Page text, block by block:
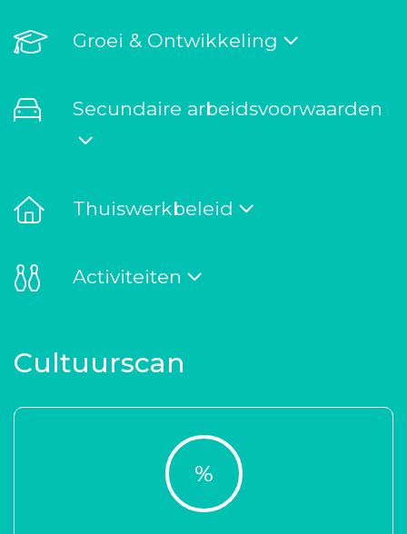
Groei & Ontwikkeling
Secundaire arbeidsvoorwaarden
Thuiswerkbeleid
Activiteiten
Cultuurscan
%